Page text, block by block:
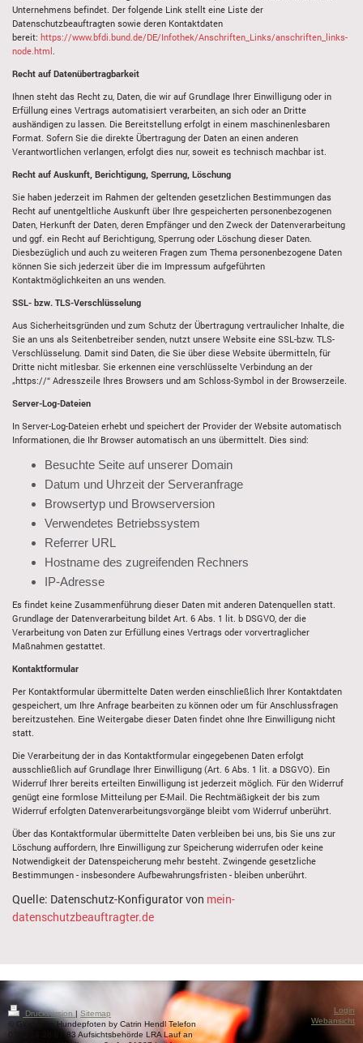
Unternehmens befindet. Der folgende Link stellt eine Liste der
Datenschutzbeauftragten sowie deren Kontaktdaten
bereit: https://www.bfdi.bund.de/DE/Infothek/Anschriften_Links/anschriften_links-
node.html
Recht auf Datenübertragbarkeit
Ihnen steht das Recht zu, Daten, die wir auf Grundlage Ihrer Einwilligung oder in
Erfüllung eines Vertrags automatisiert verarbeiten, an sich oder an Dritte
aushändigen zu lassen. Die Bereitstellung erfolgt in einem maschinenlesbaren
Format. Sofern Sie die direkte Übertragung der Daten an einen anderen
Verantwortlichen verlangen, erfolgt dies nur, soweit es technisch machbar ist.
Recht auf Auskunft, Berichtigung, Sperrung, Löschung
Sie haben jederzeit im Rahmen der geltenden gesetzlichen Bestimmungen das
Recht auf unentgeltliche Auskunft über Ihre gespeicherten personenbezogenen
Daten, Herkunft der Daten, deren Empfänger und den Zweck der Datenverarbeitung
und ggf. ein Recht auf Berichtigung, Sperrung oder Löschung dieser Daten.
Diesbezüglich und auch zu weiteren Fragen zum Thema personenbezogene Daten
können Sie sich jederzeit über die im Impressum aufgeführten
Kontaktmöglichkeiten an uns wenden.
SSL- bzw. TLS-Verschlüsselung
Aus Sicherheitsgründen und zum Schutz der Übertragung vertraulicher Inhalte, die
Sie an uns als Seitenbetreiber senden, nutzt unsere Website eine SSL-bzw. TLS-
Verschlüsselung. Damit sind Daten, die Sie über diese Website übermitteln, für
Dritte nicht mitlesbar. Sie erkennen eine verschlüsselte Verbindung an der
„https://“ Adresszeile Ihres Browsers und am Schloss-Symbol in der Browserzeile.
Server-Log-Dateien
In Server-Log-Dateien erhebt und speichert der Provider der Website automatisch
Informationen, die Ihr Browser automatisch an uns übermittelt. Dies sind:
Besuchte Seite auf unserer Domain
Datum und Uhrzeit der Serveranfrage
Browsertyp und Browserversion
Verwendetes Betriebssystem
Referrer URL
Hostname des zugreifenden Rechners
IP-Adresse
Es findet keine Zusammenführung dieser Daten mit anderen Datenquellen statt.
Grundlage der Datenverarbeitung bildet Art. 6 Abs. 1 lit. b DSGVO, der die
Verarbeitung von Daten zur Erfüllung eines Vertrags oder vorvertraglicher
Maßnahmen gestattet.
Kontaktformular
Per Kontaktformular übermittelte Daten werden einschließlich Ihrer Kontaktdaten
gespeichert, um Ihre Anfrage bearbeiten zu können oder um für Anschlussfragen
bereitzustehen. Eine Weitergabe dieser Daten findet ohne Ihre Einwilligung nicht
statt.
Die Verarbeitung der in das Kontaktformular eingegebenen Daten erfolgt
ausschließlich auf Grundlage Ihrer Einwilligung (Art. 6 Abs. 1 lit. a DSGVO). Ein
Widerruf Ihrer bereits erteilten Einwilligung ist jederzeit möglich. Für den Widerruf
genügt eine formlose Mitteilung per E-Mail. Die Rechtmäßigkeit der bis zum
Widerruf erfolgten Datenverarbeitungsvorgänge bleibt vom Widerruf unberührt.
Über das Kontaktformular übermittelte Daten verbleiben bei uns, bis Sie uns zur
Löschung auffordern, Ihre Einwilligung zur Speicherung widerrufen oder keine
Notwendigkeit der Datenspeicherung mehr besteht. Zwingende gesetzliche
Bestimmungen - insbesondere Aufbewahrungsfristen - bleiben unberührt.
Quelle: Datenschutz-Konfigurator von mein-
datenschutzbeauftragter.de
Druckversion | Sitemap
© Glückliche Hundepfoten by Catrin Hendl Telefon
0151 14 28 87 83 Aufsichtsbehörde LRA Lauf an
Login
Webansicht